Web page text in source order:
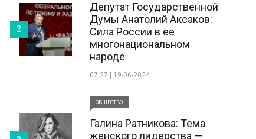
Депутат Государственной
Думы Анатолий Аксаков:
Сила России в ее
многонациональном
народе
07:27 | 19-06-2024
2
ОБЩЕСТВО
Галина Ратникова: Тема
женского лидерства —